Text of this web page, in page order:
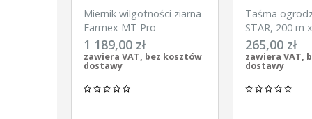
Miernik wilgotności ziarna
Farmex MT Pro
1 189,00 zł
zawiera VAT, bez kosztów
dostawy
Taśma
STAR, 200 m
biało-zielona,
265,00 zł
zawiera VAT,
dostawy